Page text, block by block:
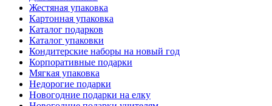
Жестяная упаковка
Картонная упаковка
Каталог подарков
Каталог упаковки
Кондитерские наборы на новый год
Корпоративные подарки
Мягкая упаковка
Недорогие подарки
Новогодние подарки на елку